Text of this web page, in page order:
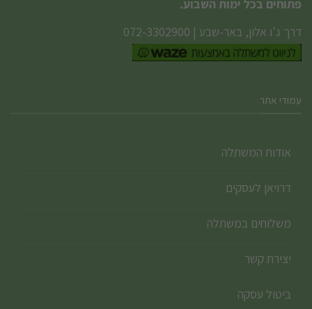
פתוחים בכל ימות השבוע.
דרך ג'ו אלון, באר-שבע |
072-3302900
עמודי אתר
אודות המשתלה
דרויאן לעסקים
משלוחים במשתלה
יצירת קשר
ביטול עסקה